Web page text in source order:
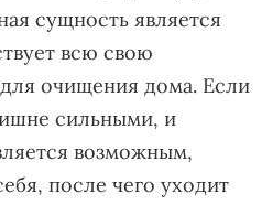
сущность является
всю свою
очищения дома. Если
сильными, и
возможным,
после чего уходит